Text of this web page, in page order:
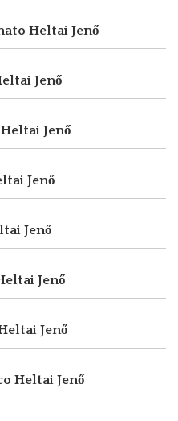
Heltai Jenő
Jenő
Heltai Jenő
Jenő
Jenő
Jenő
Jenő
Heltai Jenő